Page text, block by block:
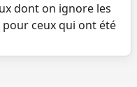
dont on ignore les
ceux qui ont été